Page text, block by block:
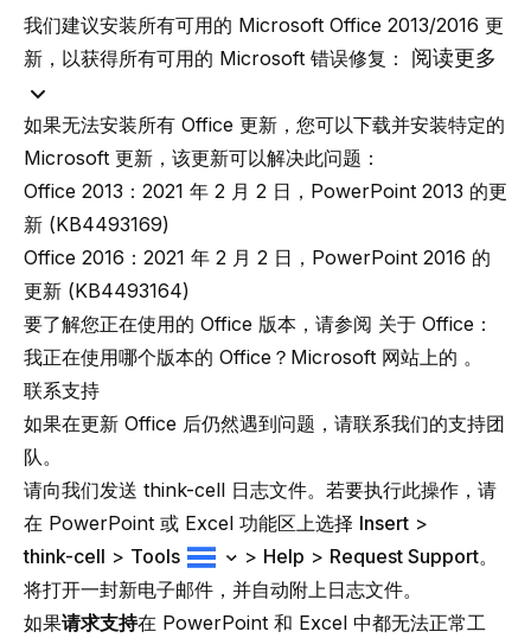
我们建议安装所有可用的 Microsoft Office 2013/2016 更
新，以获得所有可用的 Microsoft 错误修复： 阅读更多
如果无法安装所有 Office 更新，您可以下载并安装特定的
Microsoft 更新，该更新可以解决此问题：
Office 2013： 2021 年 2 月 2 日，PowerPoint 2013 的更
新 (KB4493169)
Office 2016： 2021 年 2 月 2 日，PowerPoint 2016 的
更新 (KB4493164)
要了解您正在使用的 Office 版本，请参阅 关于 Office：
我正在使用哪个版本的 Office？Microsoft 网站上的 。
联系支持
如果在更新 Office 后仍然遇到问题，请联系我们的支持团
队。
请向我们发送 think-cell 日志文件。若要执行此操作，请
在 PowerPoint 或 Excel 功能区上选择 Insert >
think-cell > Tools > Help > Request Support。
将打开一封新电子邮件，并自动附上日志文件。
如果请求支持在 PowerPoint 和 Excel 中都无法正常工